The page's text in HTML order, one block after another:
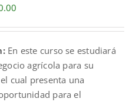
$220.00.
En este curso se estudiará
agrícola para su
cual presenta una
para el